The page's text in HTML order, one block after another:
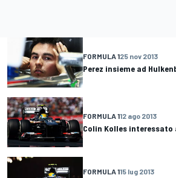
FORMULA 125 nov 2013
Perez insieme ad
FORMULA 112 ago 2013
Colin Kolles interessato
FORMULA 115 lug 2013